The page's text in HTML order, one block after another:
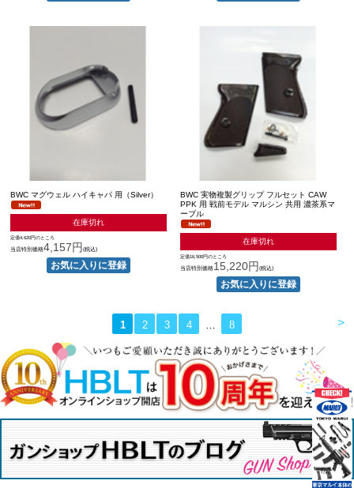
BWC マグウェル ハイキャパ 用（Silver）
在庫切れ
定価4,620円のところ
当店特別価格4,157円(税込)
BWC 実物複製グリップ フルセット CAW
PPK 用 戦前モデル マルシン 共用 濃茶系マ
ーブル
在庫切れ
定価16,500円のところ
当店特別価格15,220円(税込)
>
1 2 3 4 … 8